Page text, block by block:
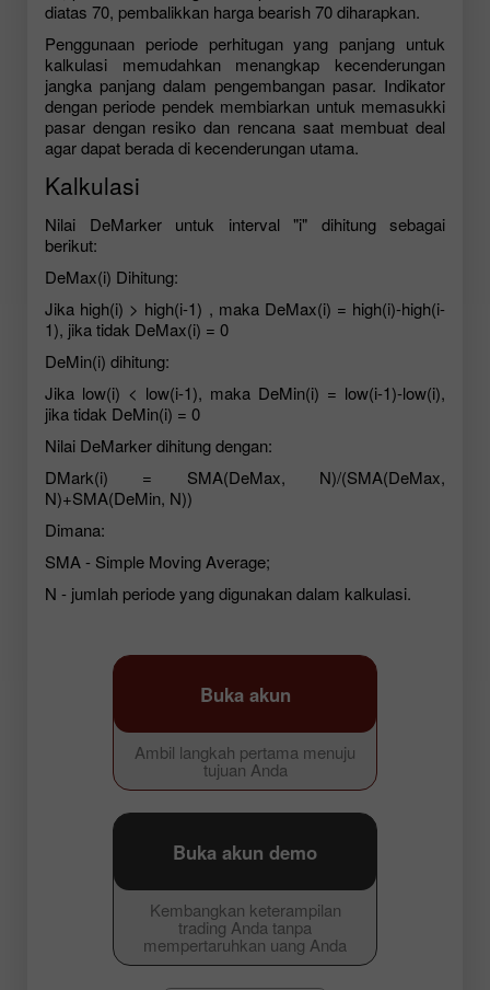
diatas 70, pembalikkan harga bearish 70 diharapkan.
Penggunaan periode perhitugan yang panjang untuk
kalkulasi memudahkan menangkap kecenderungan
jangka panjang dalam pengembangan pasar. Indikator
dengan periode pendek membiarkan untuk memasukki
pasar dengan resiko dan rencana saat membuat deal
agar dapat berada di kecenderungan utama.
Kalkulasi
Nilai DeMarker untuk interval "i" dihitung sebagai
berikut:
DeMax(i) Dihitung:
Jika high(i) > high(i-1) , maka DeMax(i) = high(i)-high(i-
1), jika tidak DeMax(i) = 0
DeMin(i) dihitung:
Jika low(i) < low(i-1), maka DeMin(i) = low(i-1)-low(i),
jika tidak DeMin(i) = 0
Nilai DeMarker dihitung dengan:
DMark(i) = SMA(DeMax, N)/(SMA(DeMax,
N)+SMA(DeMin, N))
Dimana:
SMA - Simple Moving Average;
N - jumlah periode yang digunakan dalam kalkulasi.
Ambil langkah pertama menuju
tujuan Anda
Buka akun
Kembangkan keterampilan
trading Anda tanpa
mempertaruhkan uang Anda
Buka akun demo